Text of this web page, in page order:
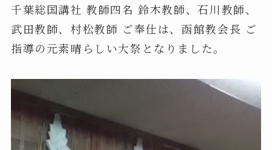
千葉総国講社 教師四名 鈴木教師、石川教師、
武田教師、村松教師 ご奉仕は、函館教会長 ご
指導の元素晴らしい大祭となりました。